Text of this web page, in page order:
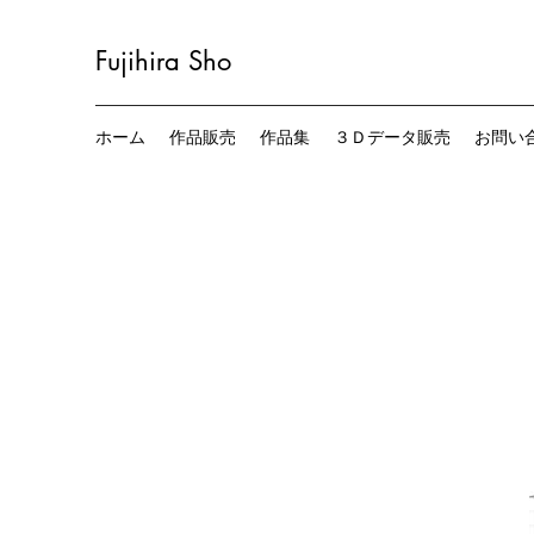
Fujihira Sho
ホーム 作品販売 作品集 ３Ｄデータ販売 お問い